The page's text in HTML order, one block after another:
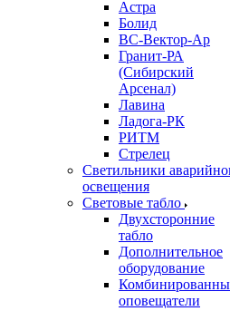
Астра
Болид
ВС-Вектор-Ар
Гранит-РА
(Сибирский
Арсенал)
Лавина
Ладога-РК
РИТМ
Стрелец
Светильники
освещения
Световые табло
Двухсторонние
табло
Дополнительное
оборудование
оповещатели